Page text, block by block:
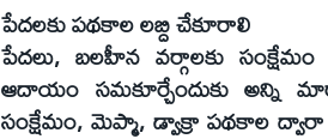
పేదలకు పథకాల లబ్ది చేకూరాలి
పేదలు, బలహీన వర్గాలకు
ఆదాయం సమకూర్చేందుకు అన్ని
సంక్షేమం, మెప్మా, డ్వాక్రా పథకాల